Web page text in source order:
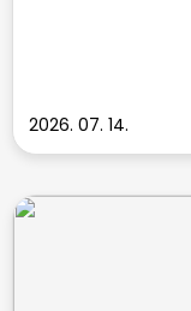
2026. 07. 14.